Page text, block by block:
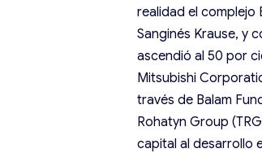
realidad el complejo
Sanginés Krause, y
ascendió al 50 por
Mitsubishi
través de Balam
Rohatyn Group
capital al desarrollo